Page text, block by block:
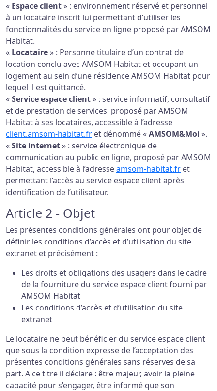
« Espace client» : environnement réservé et personnel
à un locataire inscrit lui permettant d’utiliser les
fonctionnalités du service en ligne proposé par AMSOM
Habitat.
« Locataire» : Personne titulaire d’un contrat de
location conclu avec AMSOM Habitat et occupant un
logement au sein d’une résidence AMSOM Habitat pour
lequel il est quittancé.
«Service espace client» : service informatif, consultatif
et de prestation de services, proposé par AMSOM
Habitat à ses locataires, accessible à l’adresse
client.amsom-habitat.fr et dénommé «AMSOM&Moi ».
«Site internet» : service électronique de
communication au public en ligne, proposé par AMSOM
Habitat, accessible à l’adresseamsom-habitat.fr et
permettant l’accès au service espace client après
identification de l’utilisateur.
Article 2 - Objet
Les présentes conditions générales ont pour objet de
définir les conditions d’accès et d’utilisation du site
extranet et précisément :
Les droits et obligations des usagers dans le cadre
de la fourniture du service espace client fourni par
AMSOM Habitat
Les conditions d’accès et d’utilisation du site
extranet
Le locataire ne peut bénéficier du service espace client
que sous la condition expresse de l’acceptation des
présentes conditions générales sans réserves de sa
part. A ce titre il déclare : être majeur, avoir la pleine
capacité pour s’engager, être informé que son